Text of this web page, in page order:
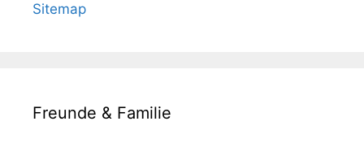
Sitemap
Freunde & Familie